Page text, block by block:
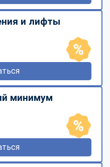
и лифты
минимум